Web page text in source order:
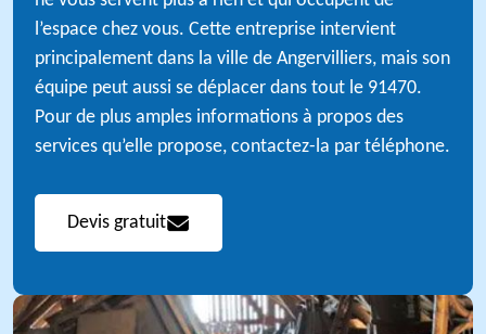
l’espace chez vous. Cette entreprise intervient
principalement dans la ville de Angervilliers, mais son
équipe peut aussi se déplacer dans tout le 91470.
Pour de plus amples informations à propos des
services qu’elle propose, contactez-la par téléphone.
Devis gratuit